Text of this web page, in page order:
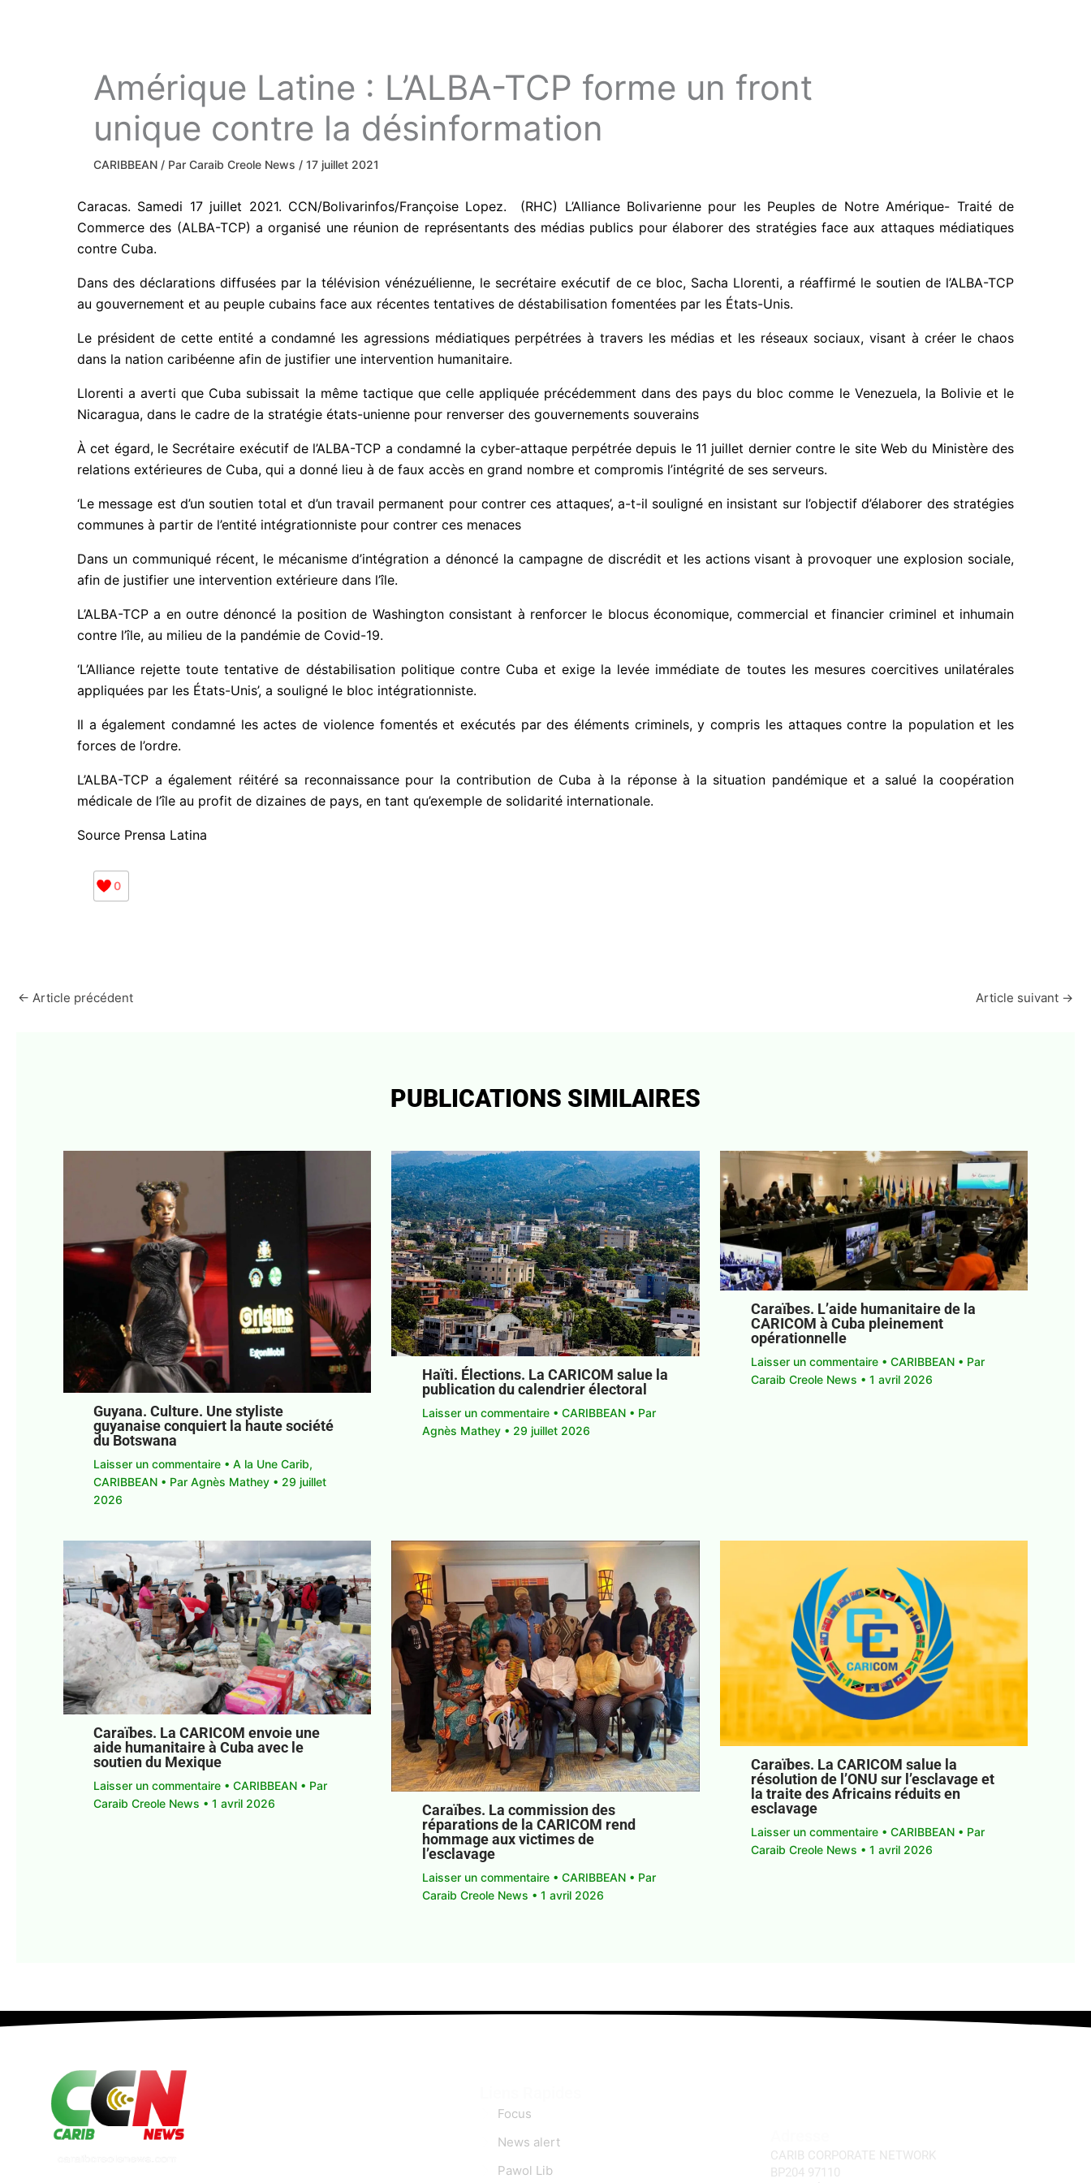
Amérique Latine : L’ALBA-TCP forme un front
unique contre la désinformation
CARIBBEAN / Par Caraib Creole News / 17 juillet 2021
Caracas. Samedi 17 juillet 2021. CCN/Bolivarinfos/Françoise Lopez. (RHC) L’Alliance Bolivarienne pour les Peuples de Notre Amérique- Traité de
Commerce des (ALBA-TCP) a organisé une réunion de représentants des médias publics pour élaborer des stratégies face aux attaques médiatiques
contre Cuba.
Dans des déclarations diffusées par la télévision vénézuélienne, le secrétaire exécutif de ce bloc, Sacha Llorenti, a réaffirmé le soutien de l’ALBA-TCP
au gouvernement et au peuple cubains face aux récentes tentatives de déstabilisation fomentées par les États-Unis.
Le président de cette entité a condamné les agressions médiatiques perpétrées à travers les médias et les réseaux sociaux, visant à créer le chaos
dans la nation caribéenne afin de justifier une intervention humanitaire.
Llorenti a averti que Cuba subissait la même tactique que celle appliquée précédemment dans des pays du bloc comme le Venezuela, la Bolivie et le
Nicaragua, dans le cadre de la stratégie états-unienne pour renverser des gouvernements souverains
À cet égard, le Secrétaire exécutif de l’ALBA-TCP a condamné la cyber-attaque perpétrée depuis le 11 juillet dernier contre le site Web du Ministère des
relations extérieures de Cuba, qui a donné lieu à de faux accès en grand nombre et compromis l’intégrité de ses serveurs.
‘Le message est d’un soutien total et d’un travail permanent pour contrer ces attaques’, a-t-il souligné en insistant sur l’objectif d’élaborer des stratégies
communes à partir de l’entité intégrationniste pour contrer ces menaces
Dans un communiqué récent, le mécanisme d’intégration a dénoncé la campagne de discrédit et les actions visant à provoquer une explosion sociale,
afin de justifier une intervention extérieure dans l’île.
L’ALBA-TCP a en outre dénoncé la position de Washington consistant à renforcer le blocus économique, commercial et financier criminel et inhumain
contre l’île, au milieu de la pandémie de Covid-19.
‘L’Alliance rejette toute tentative de déstabilisation politique contre Cuba et exige la levée immédiate de toutes les mesures coercitives unilatérales
appliquées par les États-Unis’, a souligné le bloc intégrationniste.
Il a également condamné les actes de violence fomentés et exécutés par des éléments criminels, y compris les attaques contre la population et les
forces de l’ordre.
L’ALBA-TCP a également réitéré sa reconnaissance pour la contribution de Cuba à la réponse à la situation pandémique et a salué la coopération
médicale de l’île au profit de dizaines de pays, en tant qu’exemple de solidarité internationale.
Source Prensa Latina
0
← Article précédent Article suivant →
PUBLICATIONS SIMILAIRES
Guyana. Culture. Une styliste
guyanaise conquiert la haute société
du Botswana
Laisser un commentaire •A la Une Carib,
CARIBBEAN • ParAgnès Mathey • 29 juillet
2026
Haïti. Élections. La CARICOM salue la
publication du calendrier électoral
Laisser un commentaire •CARIBBEAN • Par
Agnès Mathey • 29 juillet 2026
Caraïbes. L’aide humanitaire de la
CARICOM à Cuba pleinement
opérationnelle
Laisser un commentaire • CARIBBEAN• Par
Caraib Creole News • 1 avril 2026
Caraïbes. La CARICOM envoie une
aide humanitaire à Cuba avec le
soutien du Mexique
Laisser un commentaire •CARIBBEAN • Par
Caraib Creole News •1 avril 2026
Caraïbes. La commission des
réparations de la CARICOM rend
hommage aux victimes de
l’esclavage
Laisser un commentaire •CARIBBEAN • Par
Caraib Creole News •1 avril 2026
Caraïbes. La CARICOM salue la
résolution de l’ONU sur l’esclavage et
la traite des Africains réduits en
esclavage
Laisser un commentaire • CARIBBEAN• Par
Caraib Creole News • 1 avril 2026
Focus
News alert
Pawol Lib
CARIB CORPORATE NETWORK
BP204 97110